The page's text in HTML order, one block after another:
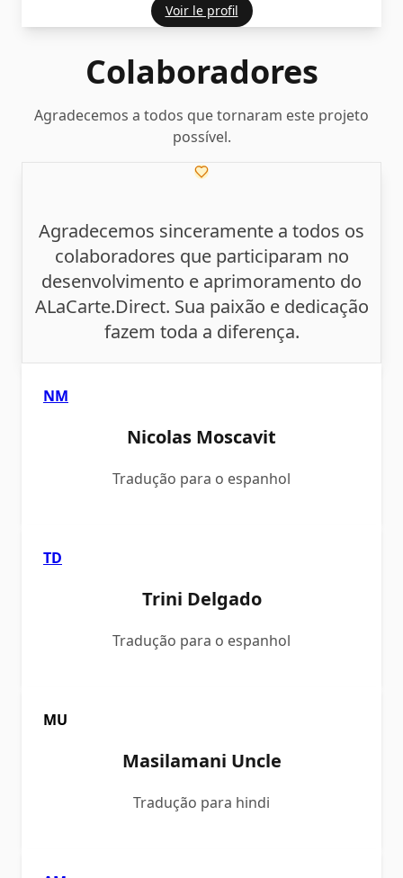
Voir le profil
Colaboradores
Agradecemos a todos que tornaram este projeto
possível.
Agradecemos sinceramente a todos os
colaboradores que participaram no
desenvolvimento e aprimoramento do
ALaCarte.Direct. Sua paixão e dedicação
fazem toda a diferença.
NM
Nicolas Moscavit
Tradução para o espanhol
TD
Trini Delgado
Tradução para o espanhol
MU
Masilamani Uncle
Tradução para hindi